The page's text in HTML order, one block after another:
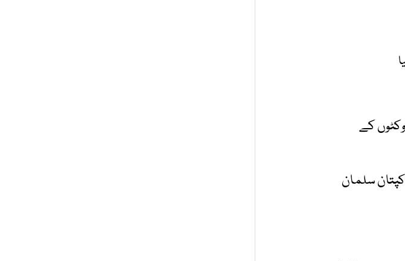
ٹاس جیت کر پہلے بیٹنگ کرتے ہوئے پاکستان نے مقررہ اوورز میں 5 وکٹوں کے
رنز بنا کر نمایاں رہے۔ شاداب خان 46، خواجہ نافع 21، فخڑ زمان 10، کپتان سلمان